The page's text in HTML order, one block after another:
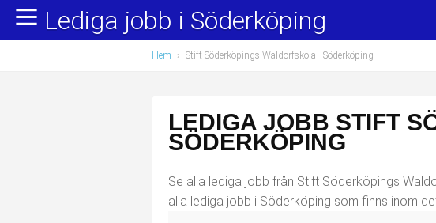
Yrkesområden
Administration, ekonomi, juridik
Chefer och verksamhetsledare
Populära jobb
Undersköterska, hemtjänst och äldreboende
Lärare i förskola/Förskollärare
Lediga jobb i Söderköping
Hem › Stift Söderköpings Waldorfskola - Söderköping
LEDIGA JOBB STIFT
SÖDERKÖPING
Se alla lediga jobb från Stift Söderköpings
alla lediga jobb i Söderköping som finns inom